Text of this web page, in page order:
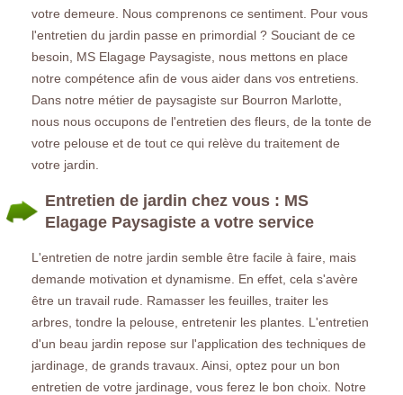
votre demeure. Nous comprenons ce sentiment. Pour vous
l'entretien du jardin passe en primordial ? Souciant de ce
besoin, MS Elagage Paysagiste, nous mettons en place
notre compétence afin de vous aider dans vos entretiens.
Dans notre métier de paysagiste sur Bourron Marlotte,
nous nous occupons de l'entretien des fleurs, de la tonte de
votre pelouse et de tout ce qui relève du traitement de
votre jardin.
Entretien de jardin chez vous : MS
Elagage Paysagiste a votre service
L'entretien de notre jardin semble être facile à faire, mais
demande motivation et dynamisme. En effet, cela s'avère
être un travail rude. Ramasser les feuilles, traiter les
arbres, tondre la pelouse, entretenir les plantes. L'entretien
d'un beau jardin repose sur l'application des techniques de
jardinage, de grands travaux. Ainsi, optez pour un bon
entretien de votre jardinage, vous ferez le bon choix. Notre